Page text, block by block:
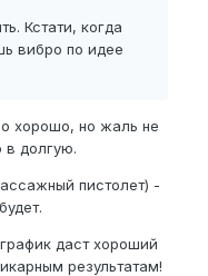
Кстати, когда
вибро по идее
хорошо, но жаль не
в долгую.
пистолет) -
даст хороший
результатам!